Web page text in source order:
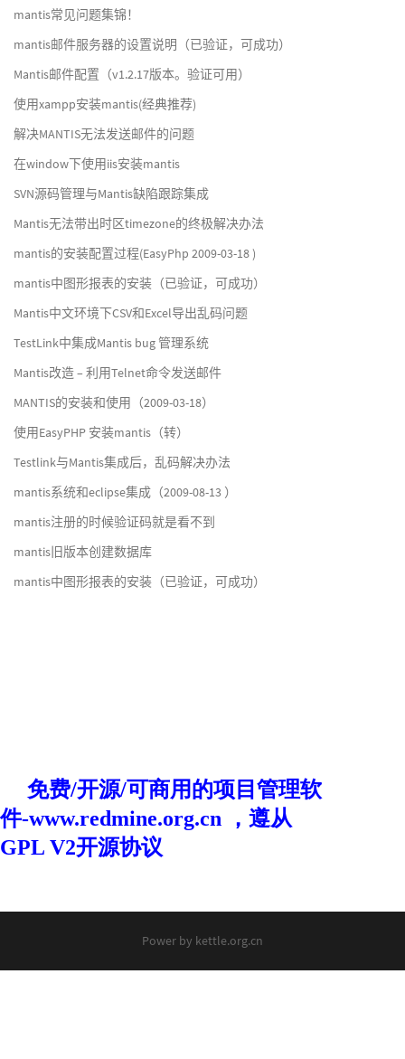
mantis常见问题集锦！
mantis邮件服务器的设置说明（已验证，可成功）
Mantis邮件配置（v1.2.17版本。验证可用）
使用xampp安装mantis(经典推荐)
解决MANTIS无法发送邮件的问题
在window下使用iis安装mantis
SVN源码管理与Mantis缺陷跟踪集成
Mantis无法带出时区timezone的终极解决办法
mantis的安装配置过程(EasyPhp 2009-03-18 )
mantis中图形报表的安装（已验证，可成功）
Mantis中文环境下CSV和Excel导出乱码问题
TestLink中集成Mantis bug 管理系统
Mantis改造 – 利用Telnet命令发送邮件
MANTIS的安装和使用（2009-03-18）
使用EasyPHP 安装mantis（转）
Testlink与Mantis集成后，乱码解决办法
mantis系统和eclipse集成（2009-08-13 ）
mantis注册的时候验证码就是看不到
mantis旧版本创建数据库
mantis中图形报表的安装（已验证，可成功）
Power by kettle.org.cn